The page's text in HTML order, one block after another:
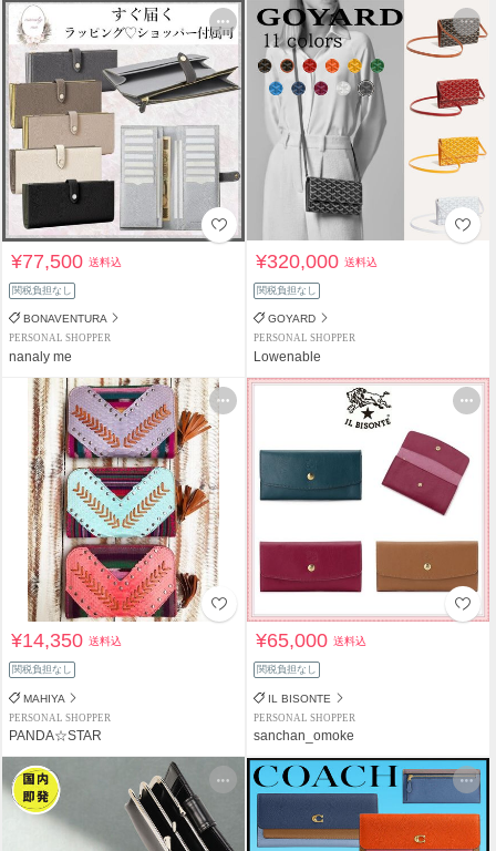
¥77,500送料込
関税負担なし
BONAVENTURA
PERSONAL SHOPPER
nanaly me
¥320,000送料込
関税負担なし
GOYARD
PERSONAL SHOPPER
Lowenable
¥14,350送料込
関税負担なし
MAHIYA
PERSONAL SHOPPER
PANDA☆STAR
¥65,000送料込
関税負担なし
IL BISONTE
PERSONAL SHOPPER
sanchan_omoke